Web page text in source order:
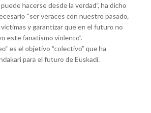
hacerse desde la verdad”, ha dicho
“ser veraces con nuestro pasado,
víctimas y garantizar que en el futuro no
este fanatismo violento”.
es el objetivo “colectivo” que ha
para el futuro de Euskadi.